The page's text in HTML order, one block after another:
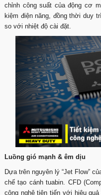
chỉnh công suất của động cơ
kiệm điện năng, đồng thời duy
so với nhiệt độ cài đặt.
Luồng gió mạnh & êm dịu
Dựa trên nguyên lý “Jet Flow”
chế tạo cánh tuabin. CFD
công nghệ tiên tiến với hiệu